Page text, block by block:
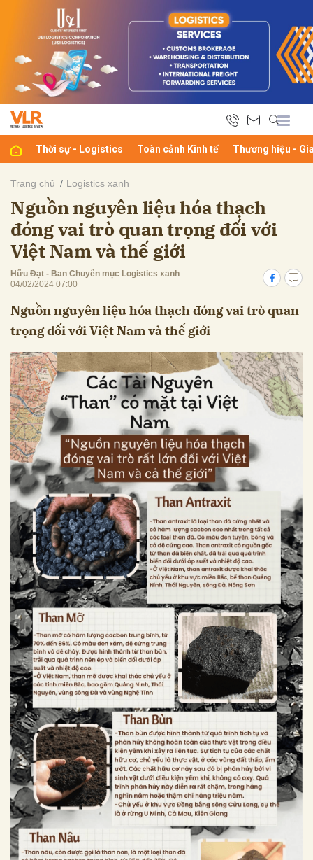
Thời sự - Logistics Toàn cảnh Kinh tế Thương hiệu -
Trang chủ Logistics xanh
Nguồn nguyên liệu hóa thạch
đóng vai trò quan trọng đối với
Việt Nam và thế giới
Hữu Đạt - Ban Chuyên mục Logistics xanh
04/02/2024 07:00
Nguồn nguyên liệu hóa thạch đóng vai trò quan
trọng đối với Việt Nam và thế giới
luận
Hủy